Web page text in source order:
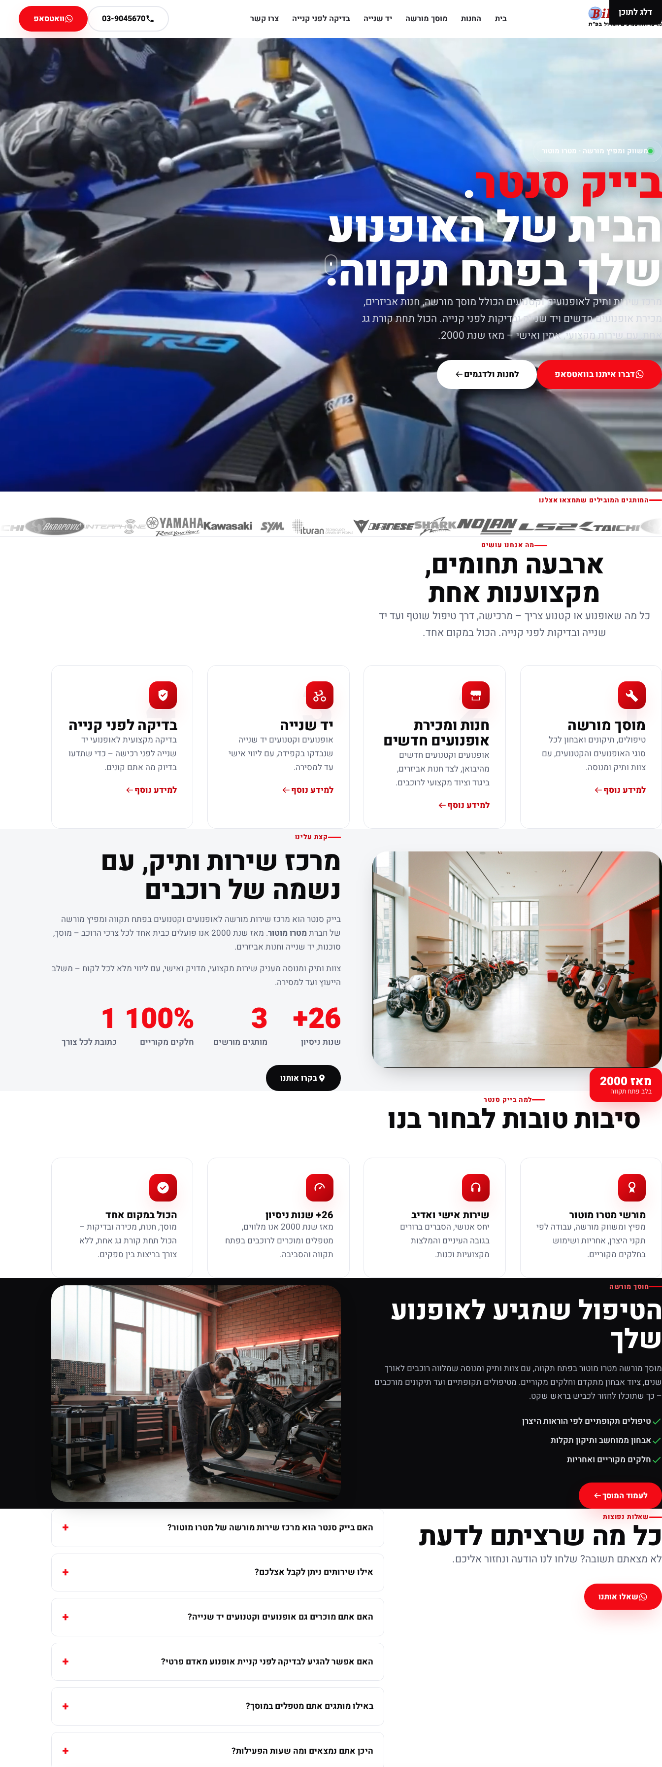
דלג לתוכן
בית החנות מוסך מורשה יד שנייה בדיקה לפני קנייה צרו קשר 03-9045670 וואטסאפ
משווק ומפיץ מורשה · מטרו מוטור
בייק סנטר.
הבית של האופנוע
שלך בפתח תקווה.
מרכז שירות ותיק לאופנועים וקטנועים הכולל מוסך מורשה, חנות אביזרים,
מכירת אופנועים חדשים ויד שנייה ובדיקות לפני קנייה. הכול תחת קורת גג
אחת, עם שירות מקצועי, אמין ואישי – מאז שנת 2000.
דברו איתנו בוואטסאפ לחנות ולדגמים
המותגים המובילים שתמצאו אצלנו
מה אנחנו עושים
ארבעה תחומים,
מקצוענות אחת
כל מה שאופנוע או קטנוע צריך – מרכישה, דרך טיפול שוטף ועד יד
שנייה ובדיקות לפני קנייה. הכול במקום אחד.
1
מוסך מורשה
טיפולים, תיקונים ואבחון לכל
סוגי האופנועים והקטנועים, עם
צוות ותיק ומנוסה.
למידע נוסף
2
חנות ומכירת
אופנועים חדשים
אופנועים וקטנועים חדשים
מהיבואן, לצד חנות אביזרים,
ביגוד וציוד מקצועי לרוכבים.
למידע נוסף
3
יד שנייה
אופנועים וקטנועים יד שנייה
שנבדקו בקפידה, עם ליווי אישי
עד למסירה.
למידע נוסף
4
בדיקה לפני קנייה
בדיקה מקצועית לאופנועי יד
שנייה לפני רכישה – כדי שתדעו
בדיוק מה אתם קונים.
למידע נוסף
מאז 2000
בלב פתח תקווה
קצת עלינו
מרכז שירות ותיק, עם
נשמה של רוכבים
בייק סנטר הוא מרכז שירות מורשה לאופנועים וקטנועים בפתח תקווה ומפיץ מורשה
של חברת מטרו מוטור
. מאז שנת 2000 אנו פועלים כבית אחד לכל צרכי הרוכב – מוסך,
סוכנות, יד שנייה וחנות אביזרים.
צוות ותיק ומנוסה מעניק שירות מקצועי, מדויק ואישי, עם ליווי מלא לכל לקוח – משלב
הייעוץ ועד למסירה.
26+
שנות ניסיון
3
מותגים מורשים
100%
חלקים מקוריים
1
כתובת לכל צורך
בקרו אותנו
למה בייק סנטר
סיבות טובות לבחור בנו
מורשי מטרו מוטור
מפיץ ומשווק מורשה, עבודה לפי
תקני היצרן, אחריות ושימוש
בחלקים מקוריים.
שירות אישי ואדיב
יחס אנושי, הסברים ברורים
בגובה העיניים והמלצות
מקצועיות וכנות.
26+ שנות ניסיון
מאז שנת 2000 אנו מלווים,
מטפלים ומוכרים לרוכבים בפתח
תקווה והסביבה.
הכול במקום אחד
מוסך, חנות, מכירה ובדיקות –
הכול תחת קורת גג אחת, ללא
צורך בריצות בין ספקים.
מוסך מורשה
הטיפול שמגיע לאופנוע
שלך
מוסך מורשה מטרו מוטור בפתח תקווה, עם צוות ותיק ומנוסה שמלווה רוכבים לאורך
שנים, ציוד אבחון מתקדם וחלקים מקוריים. מטיפולים תקופתיים ועד תיקונים מורכבים
– כך שתוכלו לחזור לכביש בראש שקט.
טיפולים תקופתיים לפי הוראות היצרן
אבחון ממוחשב ותיקון תקלות
חלקים מקוריים ואחריות
לעמוד המוסך
שאלות נפוצות
כל מה שרציתם לדעת
לא מצאתם תשובה? שלחו לנו הודעה ונחזור אליכם.
שאלו אותנו
האם בייק סנטר הוא מרכז שירות מורשה של מטרו מוטור?
אילו שירותים ניתן לקבל אצלכם?
האם אתם מוכרים גם אופנועים וקטנועים יד שנייה?
האם אפשר להגיע לבדיקה לפני קניית אופנוע מאדם פרטי?
באילו מותגים אתם מטפלים במוסך?
היכן אתם נמצאים ומה שעות הפעילות?